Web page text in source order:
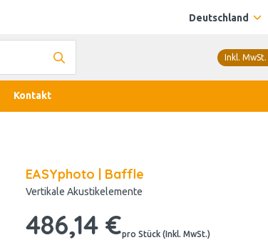
Deutschland
Inkl. MwSt.
Kontakt
EASYphoto | Baffle
Vertikale Akustikelemente
486,14 €pro Stück (Inkl. MwSt.)